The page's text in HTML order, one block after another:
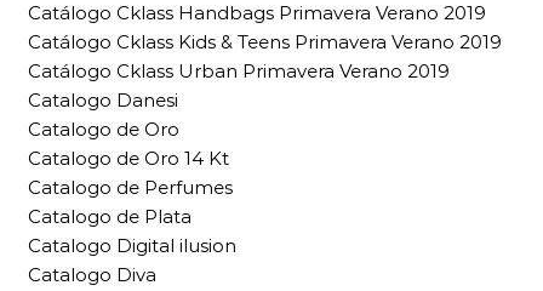
Catálogo Cklass Handbags Primavera Verano 2019
Catálogo Cklass Kids & Teens Primavera Verano 2019
Catálogo Cklass Urban Primavera Verano 2019
Catalogo Danesi
Catalogo de Oro
Catalogo de Oro 14 Kt
Catalogo de Perfumes
Catalogo de Plata
Catalogo Digital ilusion
Catalogo Diva